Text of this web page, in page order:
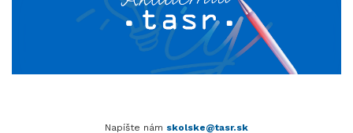
Napíšte nám skolske@tasr.sk